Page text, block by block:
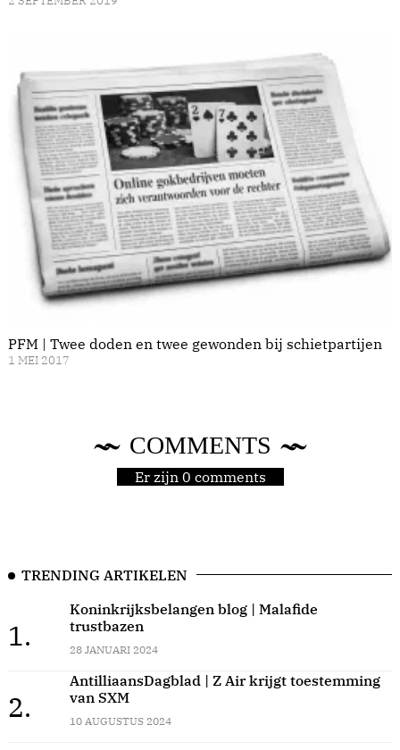
PFM | Twee doden en twee gewonden bij schietpartijen
1 MEI 2017
COMMENTS
Er zijn 0 comments
TRENDING ARTIKELEN
1.
Koninkrijksbelangen blog | Malafide
trustbazen
28 JANUARI 2024
2.
AntilliaansDagblad | Z Air krijgt toestemming
van SXM
10 AUGUSTUS 2024